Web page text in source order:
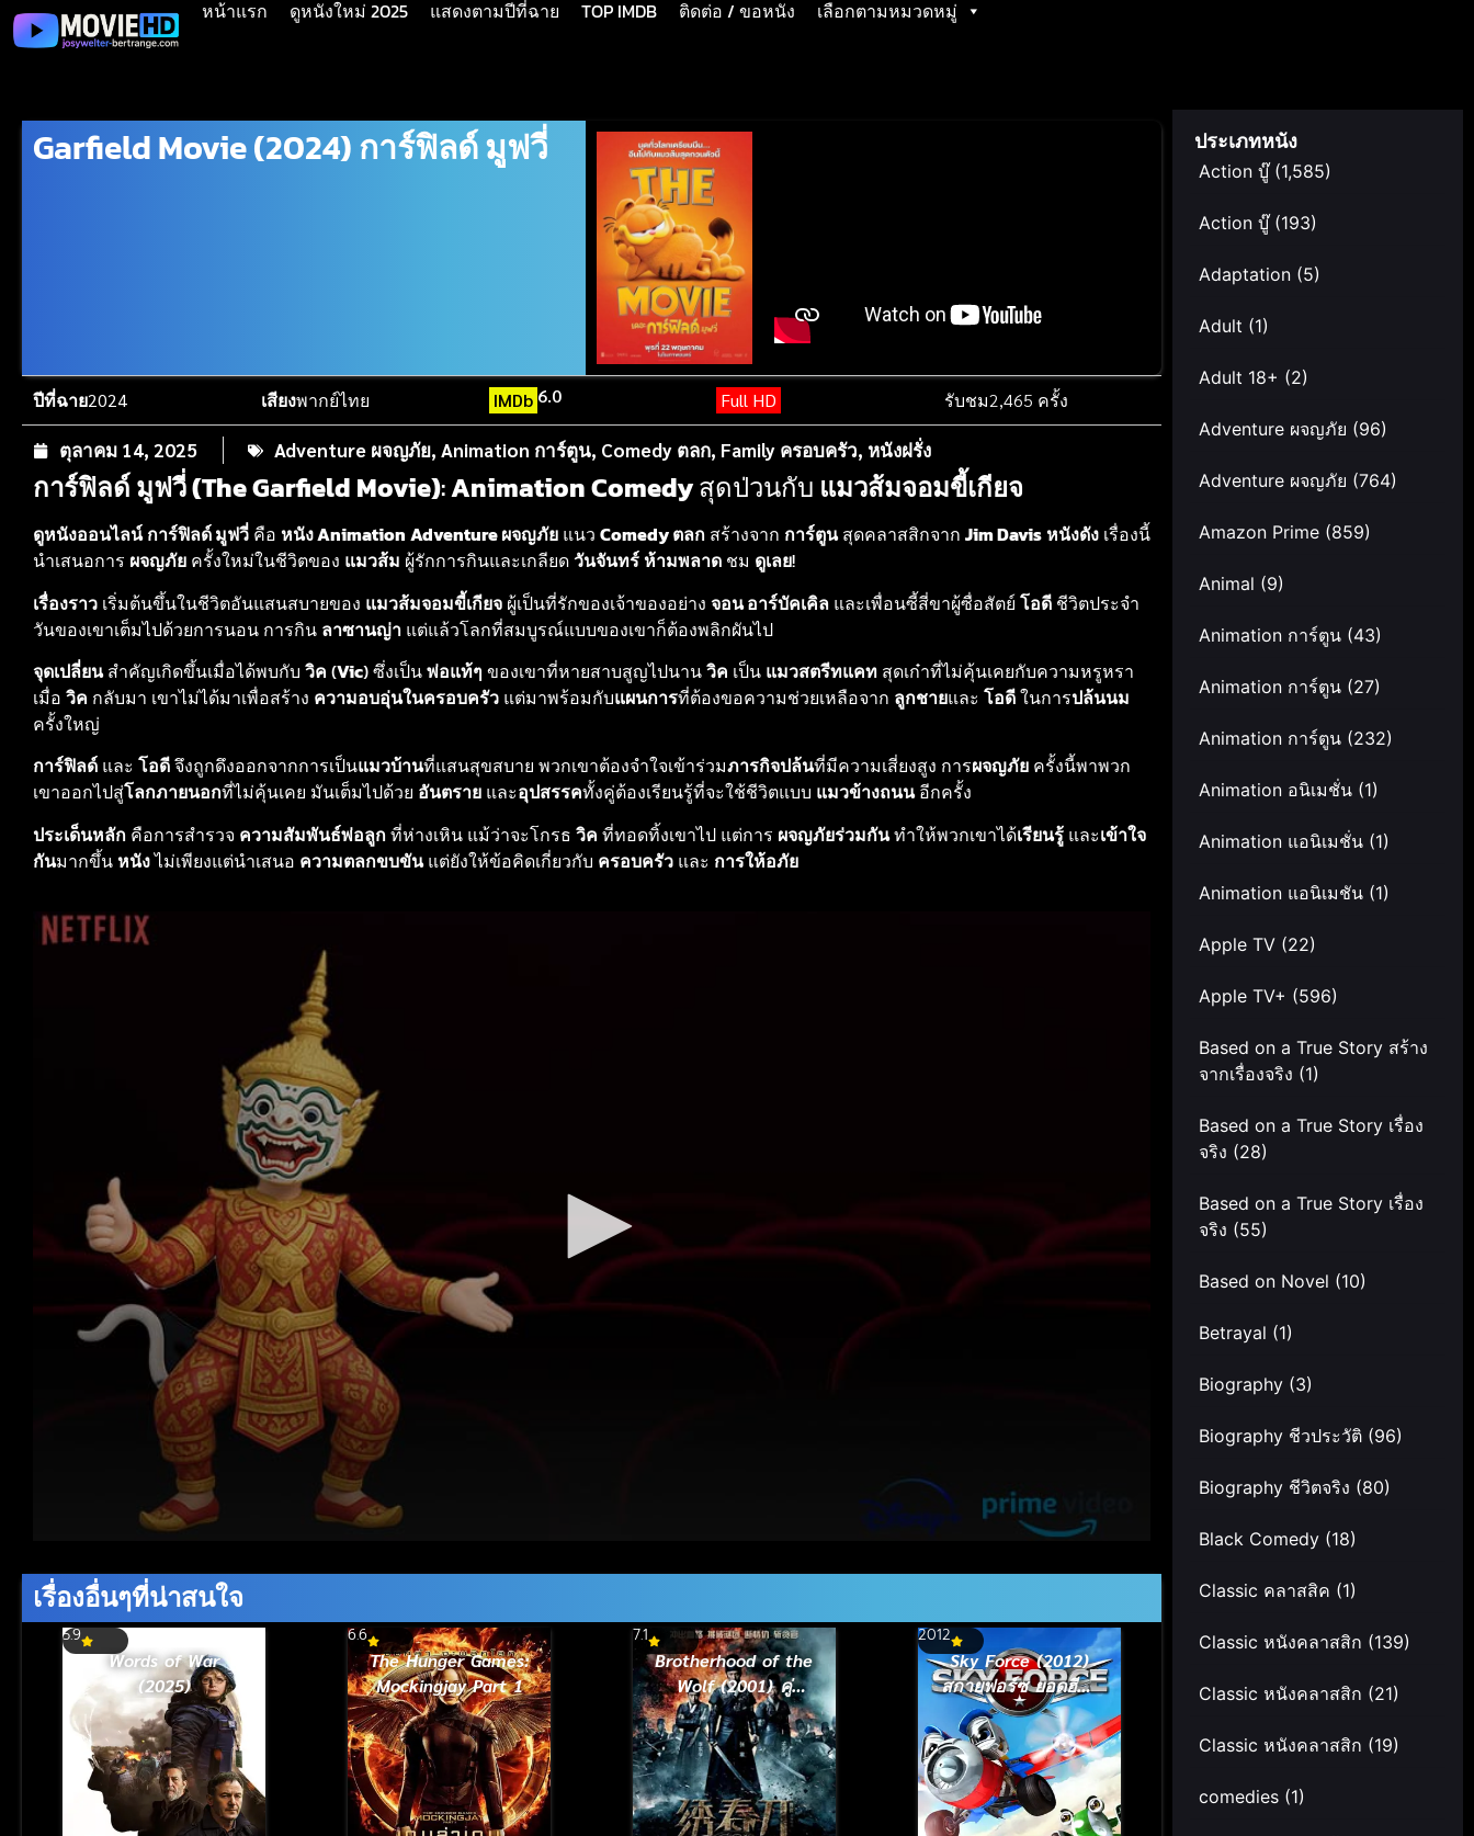
หน้าแรก ดูหนังใหม่ 2025 แสดงตามปีที่ฉาย TOP IMDB ติดต่อ / ขอหนัง เลือกตามหมวดหมู่
Garfield Movie (2024) การ์ฟิลด์ มูฟวี่
ปีที่ฉาย2024 เสียงพากย์ไทย IMDb 6.0 Full HD รับชม2,465 ครั้ง
ตุลาคม 14, 2025 Adventure ผจญภัย, Animation การ์ตูน, Comedy ตลก, Family ครอบครัว, หนังฝรั่ง
การ์ฟิลด์ มูฟวี่ (The Garfield Movie):AnimationComedyสุดป่วนกับ แมวส้มจอมขี้เกียจ
ดูหนังออนไลน์ การ์ฟิลด์ มูฟวี่ คือ หนัง Animation Adventure ผจญภัย แนว Comedy ตลก สร้างจาก การ์ตูนสุดคลาสสิกจาก Jim Davis หนังดัง เรื่องนี้
นำเสนอการ ผจญภัย ครั้งใหม่ในชีวิตของ แมวส้ม ผู้รักการกินและเกลียดวันจันทร์ ห้ามพลาด ชม ดูเลย!
เรื่องราว เริ่มต้นขึ้นในชีวิตอันแสนสบายของ แมวส้มจอมขี้เกียจ ผู้เป็นที่รักของเจ้าของอย่าง จอน อาร์บัคเคิล และเพื่อนซี้สี่ขาผู้ซื่อสัตย์โอดี ชีวิตประจำ
วันของเขาเต็มไปด้วยการนอน การกิน ลาซานญ่า แต่แล้วโลกที่สมบูรณ์แบบของเขาก็ต้องพลิกผันไป
จุดเปลี่ยนสำคัญเกิดขึ้นเมื่อได้พบกับ วิค (Vic) ซึ่งเป็นพ่อแท้ๆ ของเขาที่หายสาบสูญไปนานวิค เป็น แมวสตรีทแคท สุดเก๋าที่ไม่คุ้นเคยกับความหรูหรา
เมื่อ วิค กลับมา เขาไม่ได้มาเพื่อสร้าง ความอบอุ่นในครอบครัว แต่มาพร้อมกับแผนการที่ต้องขอความช่วยเหลือจาก ลูกชายและ โอดีในการปล้นนม
ครั้งใหญ่
การ์ฟิลด์ และ โอดีจึงถูกดึงออกจากการเป็นแมวบ้านที่แสนสุขสบาย พวกเขาต้องจำใจเข้าร่วมภารกิจปล้นที่มีความเสี่ยงสูง การผจญภัย ครั้งนี้พาพวก
เขาออกไปสู่โลกภายนอกที่ไม่คุ้นเคย มันเต็มไปด้วย อันตราย และอุปสรรคทั้งคู่ต้องเรียนรู้ที่จะใช้ชีวิตแบบ แมวข้างถนนอีกครั้ง
ประเด็นหลัก คือการสำรวจ ความสัมพันธ์พ่อลูกที่ห่างเหิน แม้ว่าจะโกรธ วิค ที่ทอดทิ้งเขาไป แต่การ ผจญภัยร่วมกันทำให้พวกเขาได้เรียนรู้ และเข้าใจ
กันมากขึ้น หนังไม่เพียงแต่นำเสนอ ความตลกขบขันแต่ยังให้ข้อคิดเกี่ยวกับ ครอบครัว และ การให้อภัย
เรื่องอื่นๆที่น่าสนใจ
5.9
Words of War
(2025)
6.6
The Hunger Games:
Mockingjay Part 1
7.1
Brotherhood of the
Wolf (2001) คู่
อหังการ์ท้าบัลลังก์
2012
Sky Force (2012)
สกายฟอร์ซ ยอดฮีโร่
เจ้าเวหา
ประเภทหนัง
Action บู๊(1,585)
Action บู๊(193)
Adaptation (5)
Adult (1)
Adult 18+ (2)
Adventure ผจญภัย (96)
Adventure ผจญภัย (764)
Amazon Prime (859)
Animal (9)
Animation การ์ตูน (43)
Animation การ์ตูน (27)
Animation การ์ตูน (232)
Animation อนิเมชั่น (1)
Animation แอนิเมชั่น (1)
Animation แอนิเมชัน (1)
Apple TV (22)
Apple TV+ (596)
Based on a True Story สร้าง
จากเรื่องจริง (1)
Based on a True Story เรื่อง
จริง (28)
Based on a True Story เรื่อง
จริง (55)
Based on Novel (10)
Betrayal (1)
Biography (3)
Biography ชีวประวัติ (96)
Biography ชีวิตจริง (80)
Black Comedy (18)
Classic คลาสสิค (1)
Classic หนังคลาสสิก (139)
Classic หนังคลาสสิก (21)
Classic หนังคลาสสิก (19)
comedies (1)